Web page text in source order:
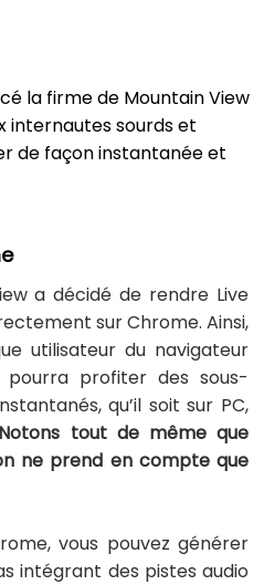
la firme de Mountain View
internautes sourds et
de façon instantanée et
a décidé de rendre Live
sur Chrome. Ainsi,
utilisateur du navigateur
profiter des sous-
qu’il soit sur PC,
Notons tout de même que
ne prend en compte que
vous pouvez générer
intégrant des pistes audio